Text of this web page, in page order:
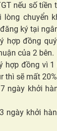
nếu số
lòng chuyển
ký tại
hợp đồng
của 2 bên.
hợp đồng vì
thì sẽ mất
ngày khởi
ngày khởi